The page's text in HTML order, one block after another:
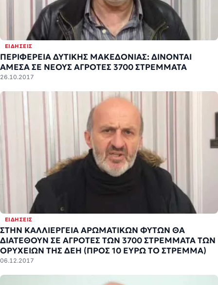
ΕΙΔΉΣΕΙΣ
ΠΕΡΙΦΕΡΕΙΑ ΔΥΤΙΚΗΣ ΜΑΚΕΔΟΝΙΑΣ: ΔΙΝΟΝΤΑΙ
ΑΜΕΣΑ ΣΕ ΝΕΟΥΣ ΑΓΡΟΤΕΣ 3700 ΣΤΡΕΜΜΑΤΑ
26.10.2017
ΕΙΔΉΣΕΙΣ
ΣΤΗΝ ΚΑΛΛΙΕΡΓΕΙΑ ΑΡΩΜΑΤΙΚΩΝ ΦΥΤΩΝ ΘΑ
ΔΙΑΤΕΘΟΥΝ ΣΕ ΑΓΡΟΤΕΣ ΤΩΝ 3700 ΣΤΡΕΜΜΑΤΑ ΤΩΝ
ΟΡΥΧΕΙΩΝ ΤΗΣ ΔΕΗ (ΠΡΟΣ 10 ΕΥΡΩ ΤΟ ΣΤΡΕΜΜΑ)
06.12.2017